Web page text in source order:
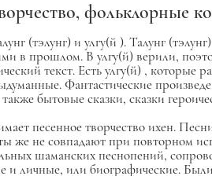
фольклорные
(тэлунг)и улгу(й ).Талунг (тэлунг)
в прошлом. В улгу(й) верили,
текст. Естьулгу(й) , которые
Фантастические
бытовые сказки, сказки
песенное творчествоихен.
же не совпадают при повторном
шаманских песнопений,
и личные, или биографические.